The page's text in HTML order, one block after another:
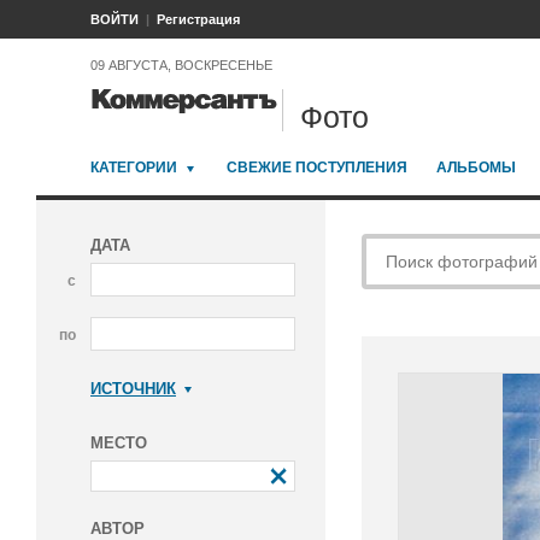
ВОЙТИ Регистрация
09 АВГУСТА, ВОСКРЕСЕНЬЕ
Фото
КАТЕГОРИИ СВЕЖИЕ ПОСТУПЛЕНИЯ АЛЬБОМЫ
ДАТА
с
по
ИСТОЧНИК
МЕСТО
АВТОР